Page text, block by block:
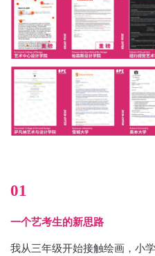
01
一个艺考生的新思路
我从三年级开始接触绘画，小